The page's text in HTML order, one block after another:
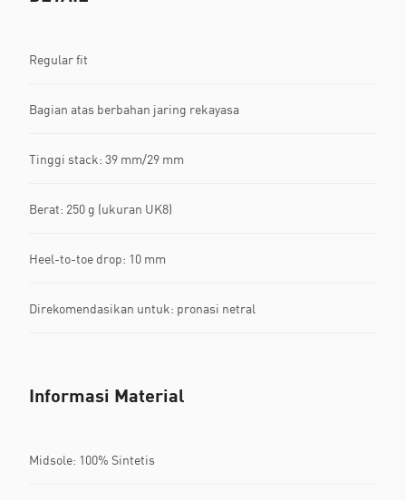
Regular fit
Bagian atas berbahan jaring rekayasa
Tinggi stack: 39 mm/29 mm​
Berat: 250 g (ukuran UK8)
Heel-to-toe drop: 10 mm
Direkomendasikan untuk: pronasi netral
Informasi Material
Midsole: 100% Sintetis